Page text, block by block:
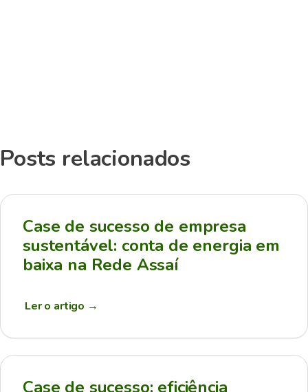
Posts relacionados
Case de sucesso de empresa
sustentável: conta de energia em
baixa na Rede Assaí
Ler o artigo →
Case de sucesso: eficiência